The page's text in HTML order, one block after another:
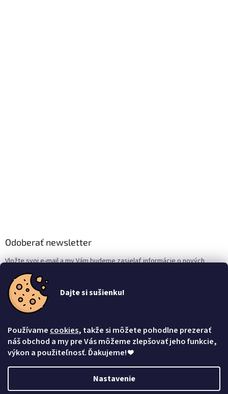
Dajte si sušienku!
Používame cookies, takže si môžete pohodlne prezerať
náš obchod a my pre Vás môžeme zlepšovať jeho funkcie,
výkon a použiteľnosť. Ďakujeme!❤
Nastavenie
Odoberať newsletter
Vložte svoj e-mail a my Vám budeme zasielať informácie o nových
produktoch na našom e-shope.
Email
Vložením e-mailu súhlasíte s
Prihlásiť sa
Vytvoril Shoptet